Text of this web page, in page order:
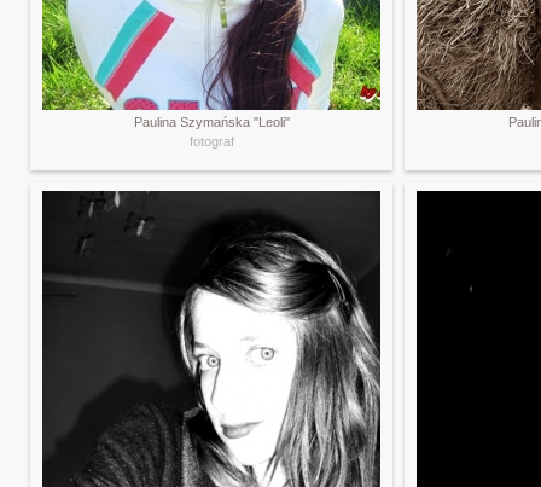
Paulina Szymańska "Leoli"
fotograf